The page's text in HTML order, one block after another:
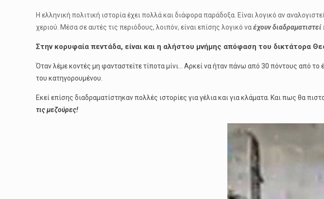
Η ελληνική πολιτική ιστορία έχει πολλά και διάφορα παράδοξα. Είναι λογικό αν
χεριού. Μέσα σε αυτές τις περιόδους, λοιπόν, είναι επίσης λογικό ναέχουν
Στην κορυφαία πεντάδα, είναι και η αλήστου μνήμης απόφαση του δικτάτορα
Όταν λέμε κοντές μη φανταστείτε τίποτα μίνι… Αρκεί να ήταν πάνω από 30 πόντους από
του κατηγορουμένου.
Εκεί επίσης διαδραματίστηκαν πολλές ιστορίες για γέλια και για κλάματα. Και πως θα
τις μεζούρες!